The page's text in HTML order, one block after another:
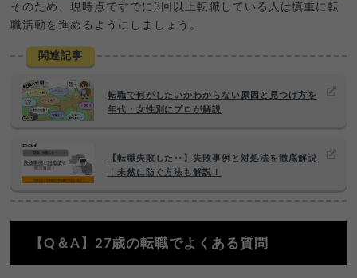
そのため、現時点ですでに3回以上転職している人は慎重に転
職活動を進めるようにしましょう。
関連記事
転職で何がしたいかわからない原因と見つけ方を
年代・女性別にプロが解説
【転職失敗した‥】失敗事例と対処法を徹底解説
｜未然に防ぐ方法も解説！
【Q＆A】27歳の転職でよくある質問